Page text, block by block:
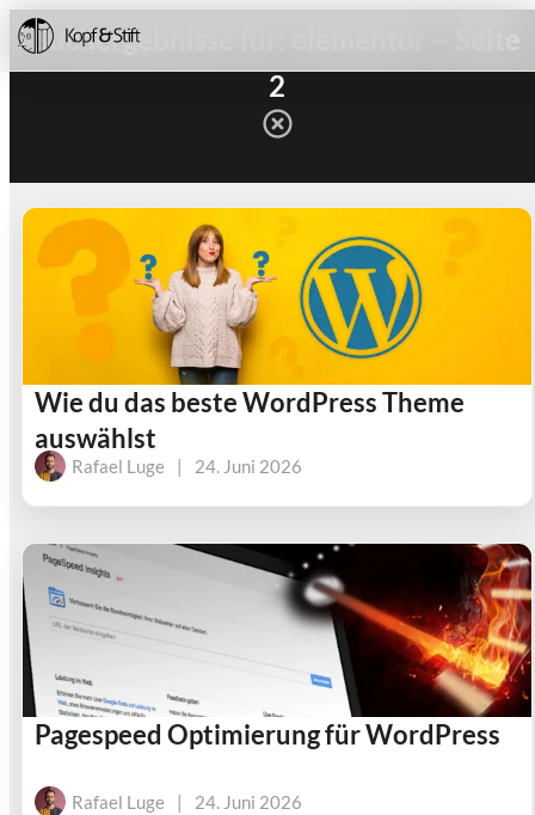
Suchergebnisse für: elementor – Seite
2
Wie du das beste WordPress Theme
auswählst
Rafael Luge | 24. Juni 2026
Pagespeed Optimierung für WordPress
Rafael Luge 24. Juni 2026